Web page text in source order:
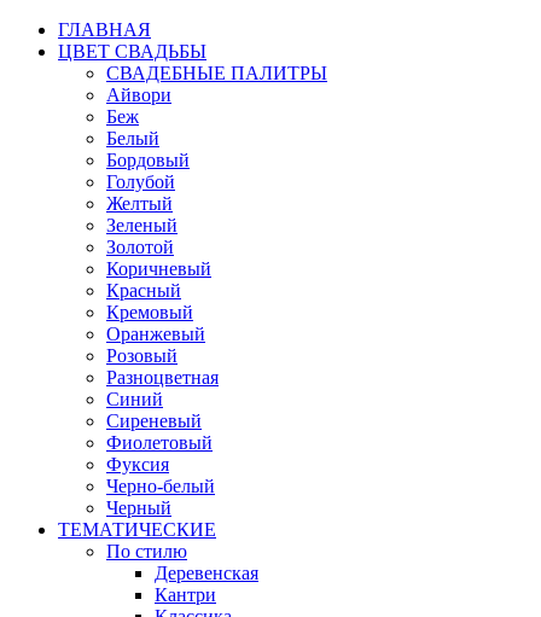
ГЛАВНАЯ
ЦВЕТ СВАДЬБЫ
СВАДЕБНЫЕ ПАЛИТРЫ
Айвори
Беж
Белый
Бордовый
Голубой
Желтый
Зеленый
Золотой
Коричневый
Красный
Кремовый
Оранжевый
Розовый
Разноцветная
Синий
Сиреневый
Фиолетовый
Фуксия
Черно-белый
Черный
ТЕМАТИЧЕСКИЕ
По стилю
Деревенская
Кантри